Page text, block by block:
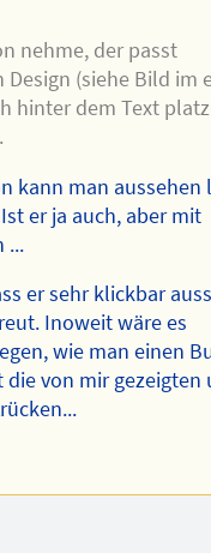
nehme, der passt
(siehe Bild im
hinter dem Text
kann man aussehen
er ja auch, aber mit
...
er sehr klickbar
Inoweit wäre es
wie man einen
von mir gezeigten